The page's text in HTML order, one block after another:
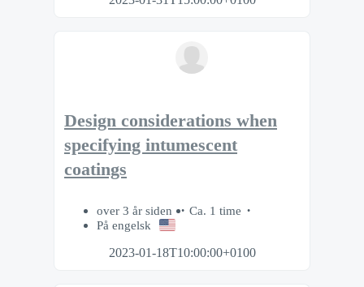
Design considerations when
specifying intumescent
coatings
over 3 år siden
Ca. 1 time
På engelsk
2023-01-18T10:00:00+0100